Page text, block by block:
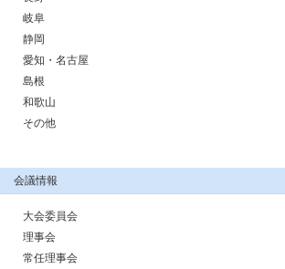
岐阜
静岡
愛知・名古屋
島根
和歌山
その他
会議情報
大会委員会
理事会
常任理事会